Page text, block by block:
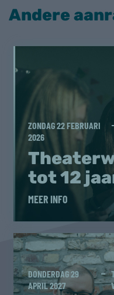
Andere
ZONDAG 22 FEBRUARI
2026
tot 12
MEER INFO
DONDERDAG 29
APRIL 2027